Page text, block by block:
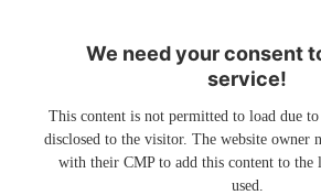
We need your consent
service!
This content is not permitted to load due
disclosed to the visitor. The website owner
with their CMP to add this content to the
used.